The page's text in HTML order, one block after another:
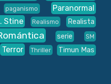
paganismo
Paranormal
Stine Realismo Realista
serie
SM
Terror Thriller Timun Mas